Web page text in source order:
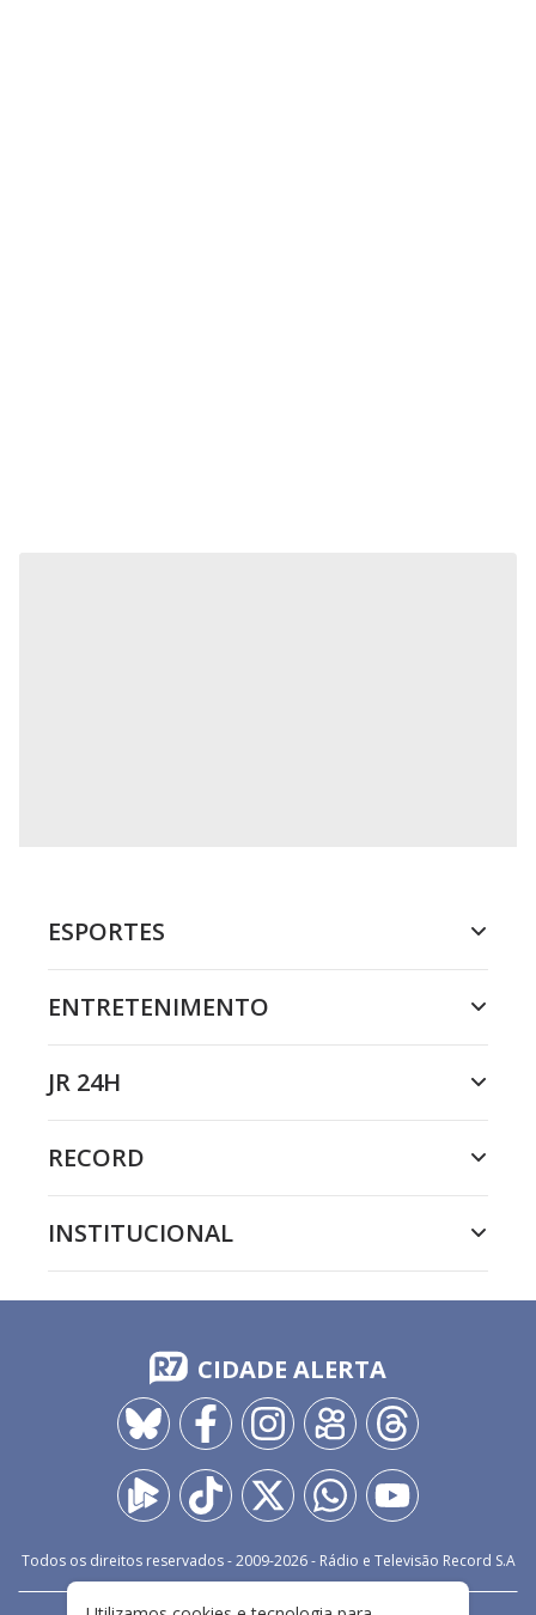
ESPORTES
ENTRETENIMENTO
JR 24H
RECORD
INSTITUCIONAL
CIDADE ALERTA
Todos os direitos reservados - 2009-2026- Rádio e Televisão Record S.A